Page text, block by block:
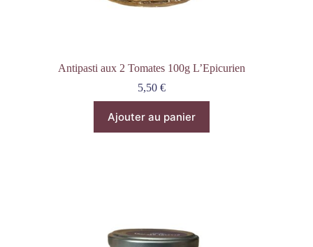
Antipasti aux 2 Tomates 100g L’Epicurien
5,50€
Ajouter au panier